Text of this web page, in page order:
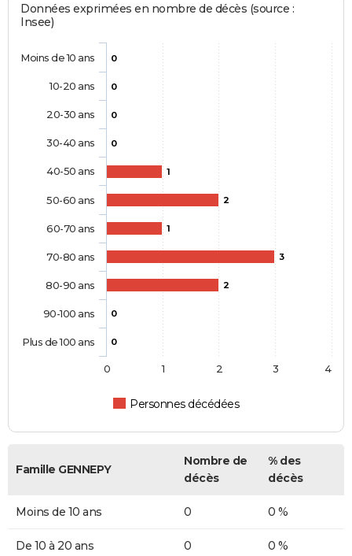
Données exprimées en nombre de décès (source :
Insee)
0
0
0
0
1
2
1
3
2
0
0
Personnes décédées
Moins de 10 ans
10-20 ans
20-30 ans
30-40 ans
40-50 ans
50-60 ans
60-70 ans
70-80 ans
80-90 ans
90-100 ans
Plus de 100 ans
0 1 2 3 4
Famille GENNEPY
Nombre de
décès
% des
décès
Moins de 10 ans 0 0 %
De 10 à 20 ans 0 0 %